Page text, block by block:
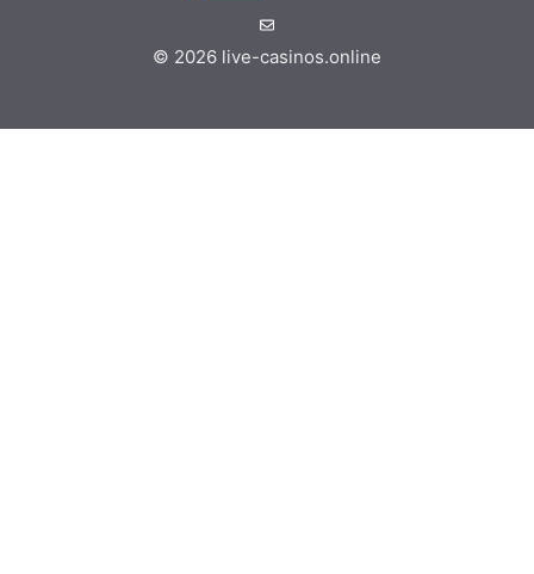
© 2026 live-casinos.online